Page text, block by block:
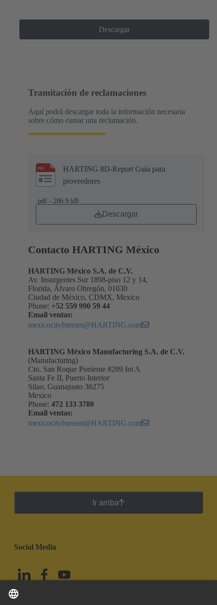
Descargar
Tramitación de reclamaciones
Aquí podrá descargar toda la información necesaria
sobre cómo cursar una reclamación.
HARTING 8D-Report Guía para
proveedores
.pdf - 206.9 kB
Descargar
Contacto HARTING México
HARTING México S.A. de C.V.
Av. Insurgentes Sur 1898-piso 12 y 14,
Florida, Álvaro Obregón, 01030
Ciudad de México, CDMX, Mexico
Phone: +52 559 990 59 44
Email ventas:
mexicocityIstream@HARTING.com
HARTING México Manufacturing S.A. de C.V.
(Manufacturing)
Cto. San Roque Poniente #289 Int A
Santa Fe II, Puerto Interior
Silao, Guanajuato 36275
Mexico
Phone: 472 133 3780
Email ventas:
mexicocityIstream@HARTING.com
Ir arriba
Social Media